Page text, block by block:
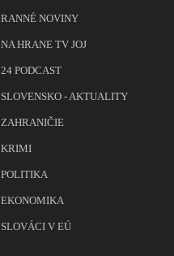
RANNÉ NOVINY
NA HRANE TV JOJ
24 PODCAST
SLOVENSKO - AKTUALITY
ZAHRANIČIE
KRIMI
POLITIKA
EKONOMIKA
SLOVÁCI V EÚ